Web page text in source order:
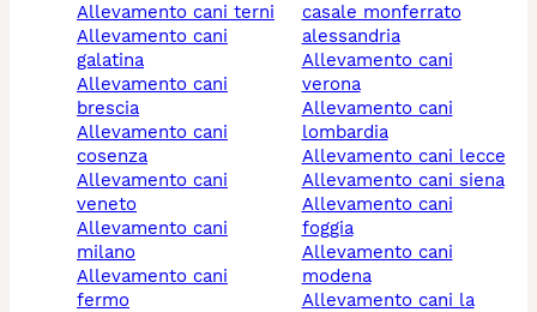
allevamento cani terni
allevamento cani
galatina
allevamento cani
brescia
allevamento cani
cosenza
allevamento cani
veneto
allevamento cani
milano
allevamento cani
fermo
casale monferrato
alessandria
allevamento cani
verona
allevamento cani
lombardia
allevamento cani lecce
allevamento cani siena
allevamento cani
foggia
allevamento cani
modena
allevamento cani la